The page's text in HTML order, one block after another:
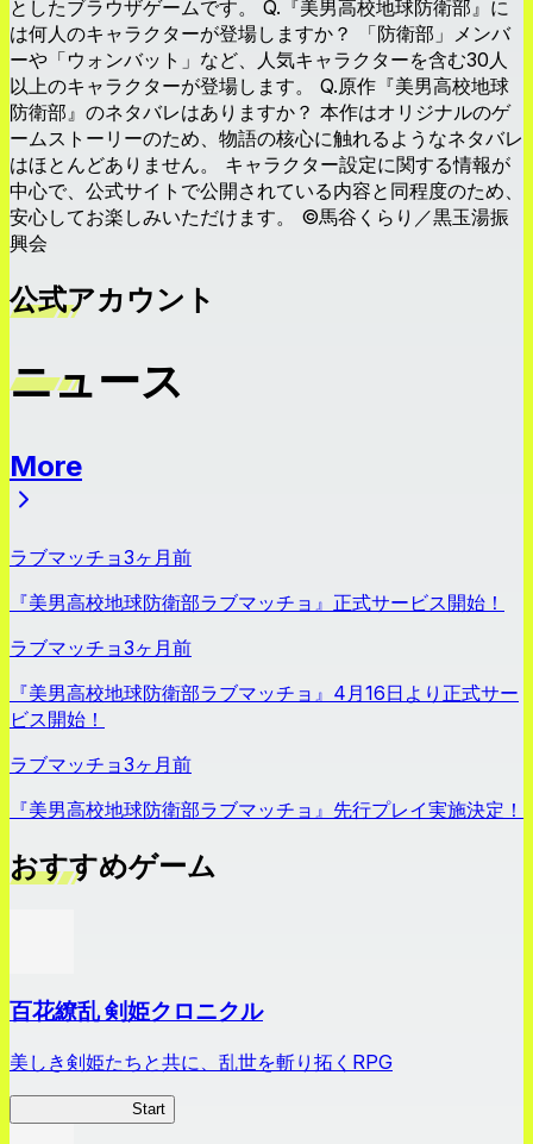
としたブラウザゲームです。 Q.『美男高校地球防衛部』に
は何人のキャラクターが登場しますか？ 「防衛部」メンバ
ーや「ウォンバット」など、人気キャラクターを含む30人
以上のキャラクターが登場します。 Q.原作『美男高校地球
防衛部』のネタバレはありますか？ 本作はオリジナルのゲ
ームストーリーのため、物語の核心に触れるようなネタバレ
はほとんどありません。 キャラクター設定に関する情報が
中心で、公式サイトで公開されている内容と同程度のため、
安心してお楽しみいただけます。 ©馬谷くらり／黒玉湯振
興会
公式アカウント
ニュース
More
ラブマッチョ3ヶ月前
『美男高校地球防衛部ラブマッチョ』正式サービス開始！
ラブマッチョ3ヶ月前
『美男高校地球防衛部ラブマッチョ』4月16日より正式サー
ビス開始！
ラブマッチョ3ヶ月前
『美男高校地球防衛部ラブマッチョ』先行プレイ実施決定！
おすすめゲーム
百花繚乱 剣姫クロニクル
美しき剣姫たちと共に、乱世を斬り拓くRPG
Start